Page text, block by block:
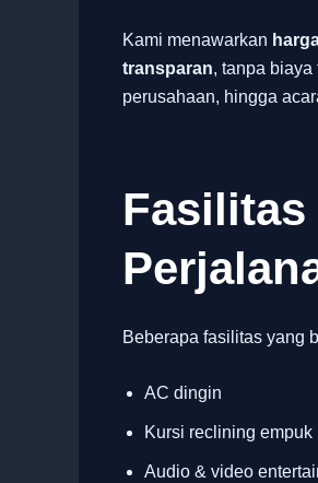
Kami menawarkan
transparan, tanpa
perusahaan, hingga
Fasilitas
Beberapa fasilitas yang
AC dingin
Kursi reclining empuk
Audio & video